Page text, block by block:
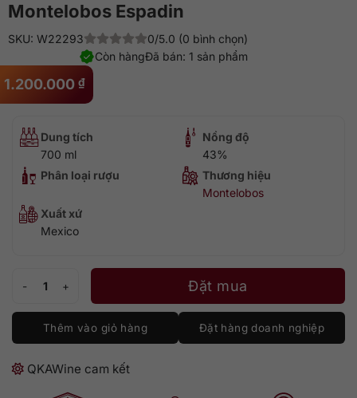
Montelobos Espadin
1.200.000 ₫
SKU: W22293
0/5.0 (0 bình chọn)
Đã bán: 1 sản phẩm
Còn hàng
Dung tích
700 ml
Nồng độ
43%
Phân loại rượu
Thương hiệu
Montelobos
Xuất xứ
Mexico
Đặt mua
Thêm vào giỏ hàng Đặt hàng doanh nghiệp
QKAWine cam kết